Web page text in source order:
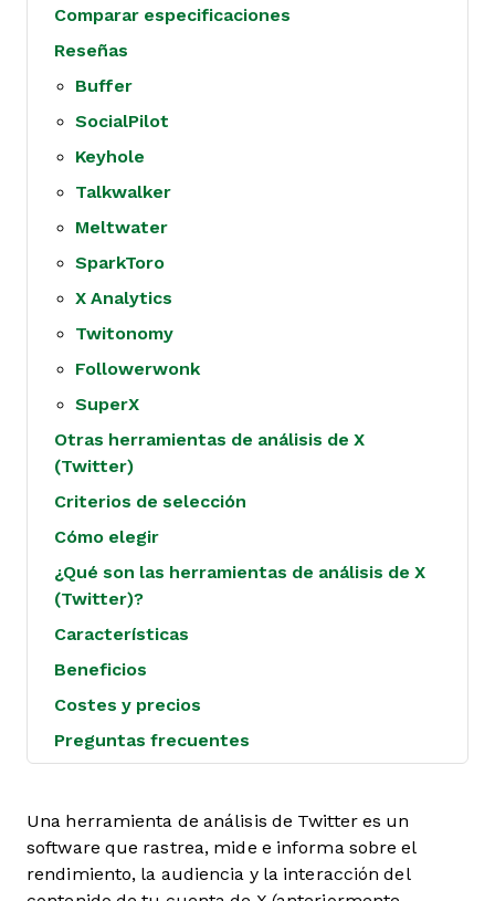
Comparar especificaciones
Reseñas
Buffer
SocialPilot
Keyhole
Talkwalker
Meltwater
SparkToro
X Analytics
Twitonomy
Followerwonk
SuperX
Otras herramientas de análisis de X
(Twitter)
Criterios de selección
Cómo elegir
¿Qué son las herramientas de análisis de X
(Twitter)?
Características
Beneficios
Costes y precios
Preguntas frecuentes
Una herramienta de análisis de Twitter es un
software que rastrea, mide e informa sobre el
rendimiento, la audiencia y la interacción del